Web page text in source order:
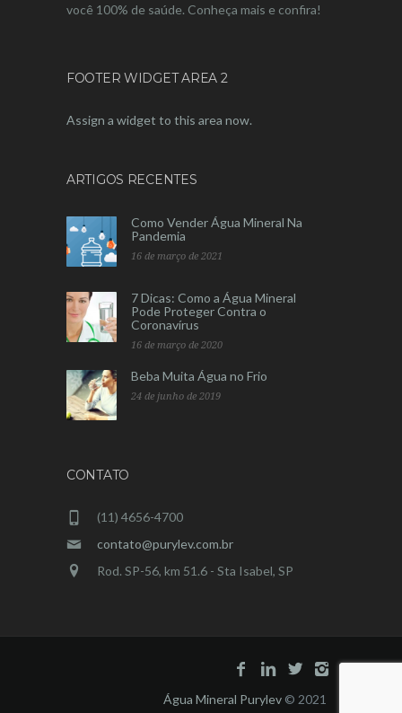
você 100% de saúde. Conheça mais e confira!
FOOTER WIDGET AREA 2
Assign a widget to this area now.
ARTIGOS RECENTES
Como Vender Água Mineral Na
Pandemia
16 de março de 2021
7 Dicas: Como a Água Mineral
Pode Proteger Contra o
Coronavírus
16 de março de 2020
Beba Muita Água no Frio
24 de junho de 2019
CONTATO
(11) 4656-4700
contato@purylev.com.br
Rod. SP-56, km 51.6 - Sta Isabel, SP
Água Mineral Purylev © 2021